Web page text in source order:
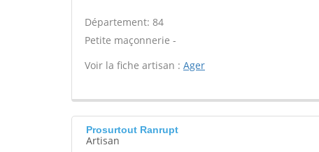
Département: 84
Petite maçonnerie -
Voir la fiche artisan : Ager
Prosurtout Ranrupt
Artisan